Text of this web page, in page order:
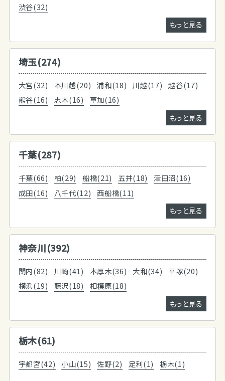
渋谷(32)
もっと見る
埼玉(274)
大宮(32) 本川越(20) 浦和(18) 川越(17)
越谷(17)
熊谷(16)
志木(16)
草加(16)
もっと見る
千葉(287)
千葉(66) 柏(29) 船橋(21) 五井(18)
津田沼(16)
成田(16)
八千代(12)
西船橋(11)
もっと見る
神奈川(392)
関内(82) 川崎(41) 本厚木(36) 大和(34)
平塚(20)
横浜(19)
藤沢(18)
相模原(18)
もっと見る
栃木(61)
宇都宮(42) 小山(15) 佐野(2) 足利(1) 栃木(1)